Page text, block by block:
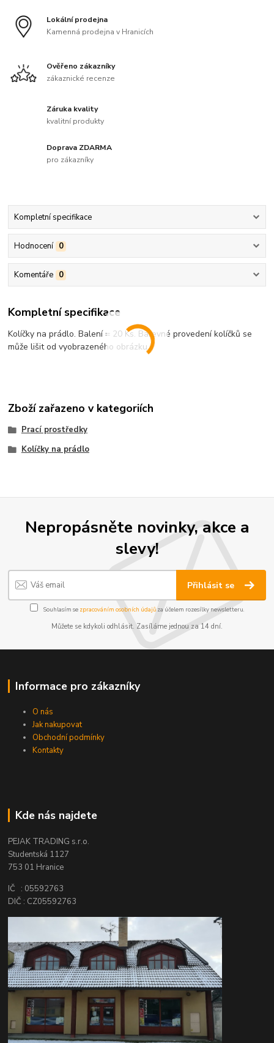
Lokální prodejna
Kamenná prodejna v Hranicích
Ověřeno zákazníky
zákaznické recenze
Záruka kvality
kvalitní produkty
Doprava ZDARMA
pro zákazníky
Kompletní specifikace
Hodnocení 0
Komentáře 0
Kompletní specifikace
Kolíčky na prádlo. Balení = 20 Ks. Barevné provedení kolíčků se
může lišit od vyobrazeného obrázku.
Zboží zařazeno v kategoriích
Prací prostředky
Kolíčky na prádlo
Nepropásněte novinky, akce a
slevy!
Přihlásit se
Souhlasím se zpracováním osobních údajůza účelem rozesílky newsletteru.
Můžete se kdykoli odhlásit. Zasíláme jednou za 14 dní.
Informace pro zákazníky
O nás
Jak nakupovat
Obchodní podmínky
Kontakty
Kde nás najdete
PEJAK TRADING s.r.o.
Studentská 1127
753 01 Hranice
IČ : 05592763
DIČ : CZ05592763